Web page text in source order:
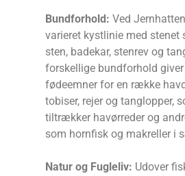
Bundforhold: Ved
varieret kystlinie med stenet
sten, badekar, stenrev og
forskellige bundforhold giver
fødeemner for en række
tobiser, rejer og tanglopper,
tiltrækker havørreder og
som hornfisk og makreller i
Natur og Fugleliv: Udover